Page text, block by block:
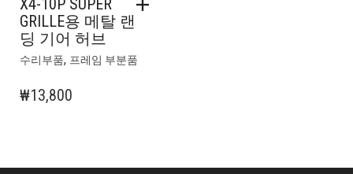
GRILLE용 메탈 랜
딩 기어 허브
수리부품, 프레임 부분품
₩13,800